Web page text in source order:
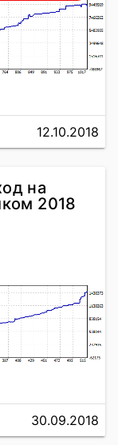
12.10.2018
на
2018
30.09.2018